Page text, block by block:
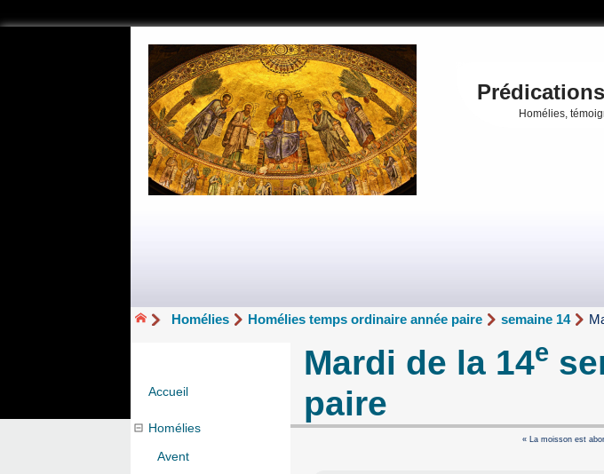
Prédications
Homélies,
Homélies Homélies temps ordinaire année paire semaine 14
Mardi de la 14e
paire
« La moisson est
Accueil
Homélies
Avent